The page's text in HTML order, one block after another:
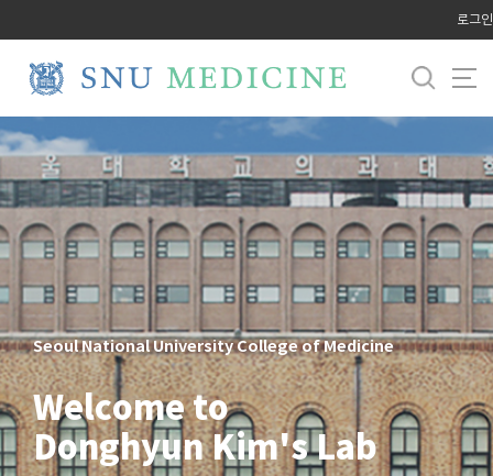
로
메
뉴
로그인
Seoul National University College of Medicine
Welcome to
Donghyun Kim's Lab